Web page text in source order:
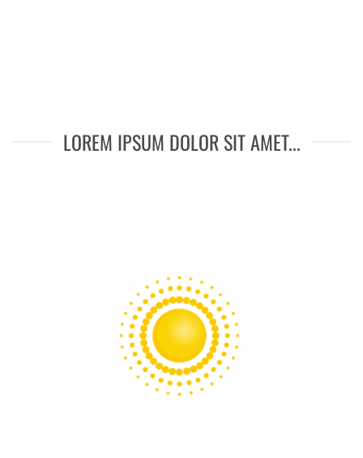
LOREM IPSUM DOLOR SIT AMET...